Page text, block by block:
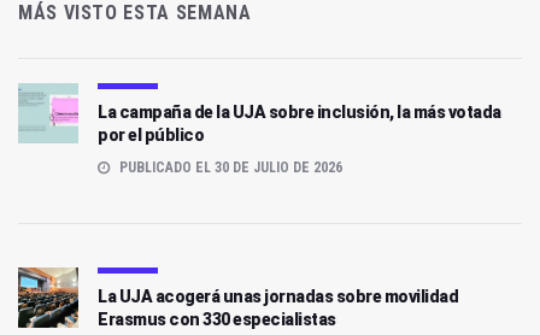
MÁS VISTO ESTA SEMANA
La campaña de la UJA sobre inclusión, la más votada
por el público
PUBLICADO EL 30 DE JULIO DE 2026
La UJA acogerá unas jornadas sobre movilidad
Erasmus con 330 especialistas